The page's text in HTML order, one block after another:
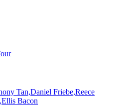
Tan,Daniel Friebe,Reece
Bacon